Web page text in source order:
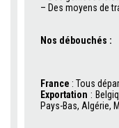
– Des moyens de
Nos débouchés :
France : Tous
Exportation :
Pays-Bas, Algérie,